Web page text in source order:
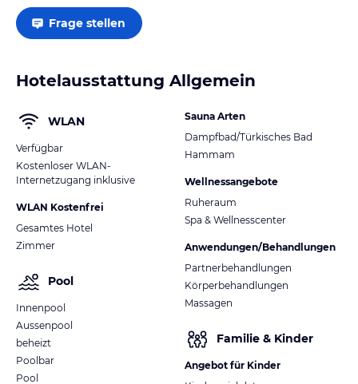
Frage stellen
Hotelausstattung Allgemein
WLAN
Verfügbar
Kostenloser WLAN-
Internetzugang inklusive
WLAN Kostenfrei
Gesamtes Hotel
Zimmer
Pool
Innenpool
Aussenpool
beheizt
Poolbar
Pool
Sauna Arten
Dampfbad/Türkisches Bad
Hammam
Wellnessangebote
Ruheraum
Spa & Wellnesscenter
Anwendungen/Behandlungen
Partnerbehandlungen
Körperbehandlungen
Massagen
Familie & Kinder
Angebot für Kinder